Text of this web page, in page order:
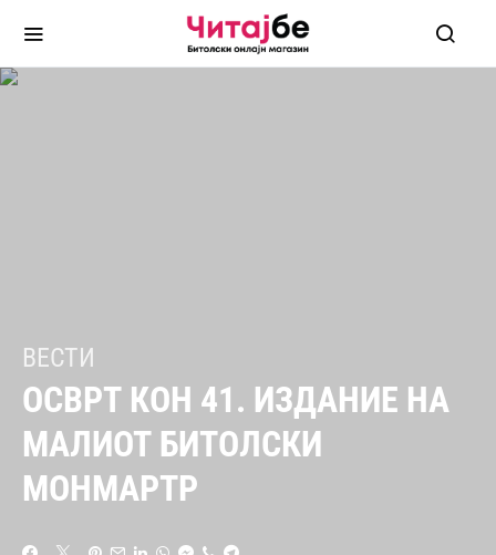
ВЕСТИ
ОСВРТ КОН 41. ИЗДАНИЕ НА
МАЛИОТ БИТОЛСКИ
МОНМАРТР